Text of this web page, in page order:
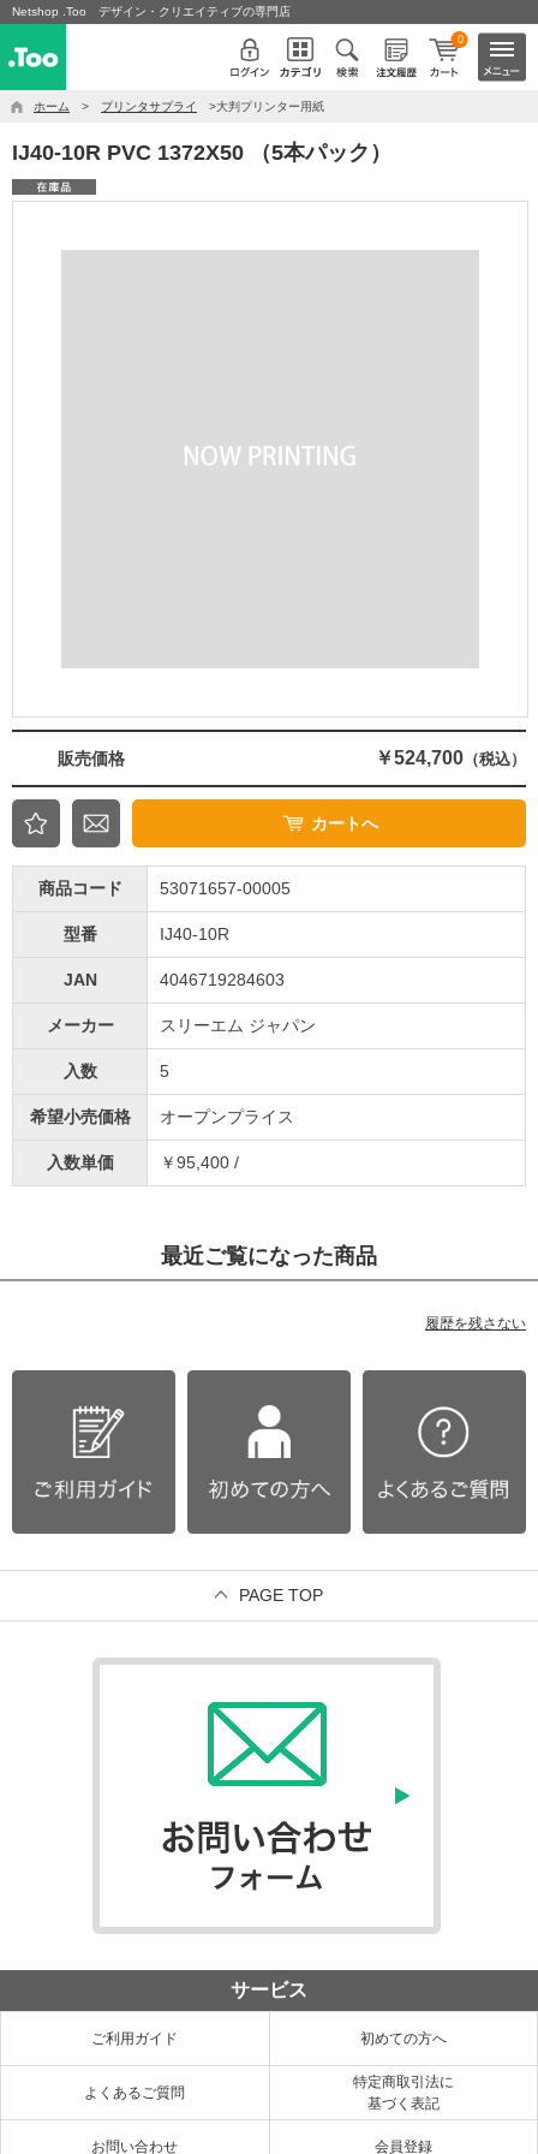
Netshop .Too デザイン・クリエイティブの専門店
0
ホーム > プリンタサプライ >大判プリンター用紙
IJ40-10R PVC 1372X50 （5本パック）
販売価格 ￥524,700 （税込）
カートへ
商品コード 53071657-00005
型番 IJ40-10R
JAN 4046719284603
メーカー スリーエム ジャパン
入数 5
希望小売価格 オープンプライス
入数単価 ￥95,400 /
最近ご覧になった商品
履歴を残さない
PAGE TOP
サービス
ご利用ガイド 初めての方へ
よくあるご質問
特定商取引法に
基づく表記
お問い合わせ 会員登録